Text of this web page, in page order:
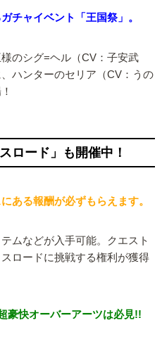
チャイベント「王国祭」。
のシグ=ヘル（CV：子安武
ハンターのセリア（CV：うの
ロード」も開催中！
ある報酬が必ずもらえます。
ムなどが入手可能。クエスト
ロードに挑戦する権利が獲得
快オーバーアーツは必見!!